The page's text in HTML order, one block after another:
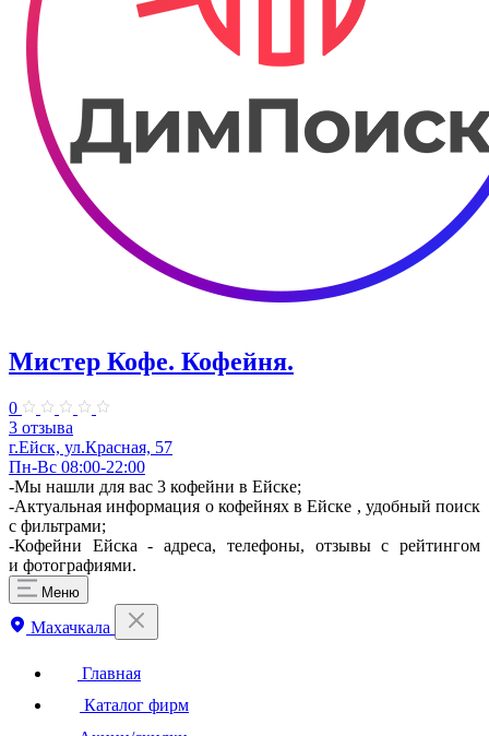
Мистер Кофе. Кофейня.
0
3 отзыва
г.Ейск, ул.Красная, 57
Пн-Вс 08:00-22:00
-Мы нашли для вас 3 кофейни в Ейске;
-Актуальная информация о кофейнях в Ейске , удобный поиск
с фильтрами;
-Кофейни Ейска - адреса, телефоны, отзывы с рейтингом
и фотографиями.
Меню
Махачкала
Главная
Каталог фирм